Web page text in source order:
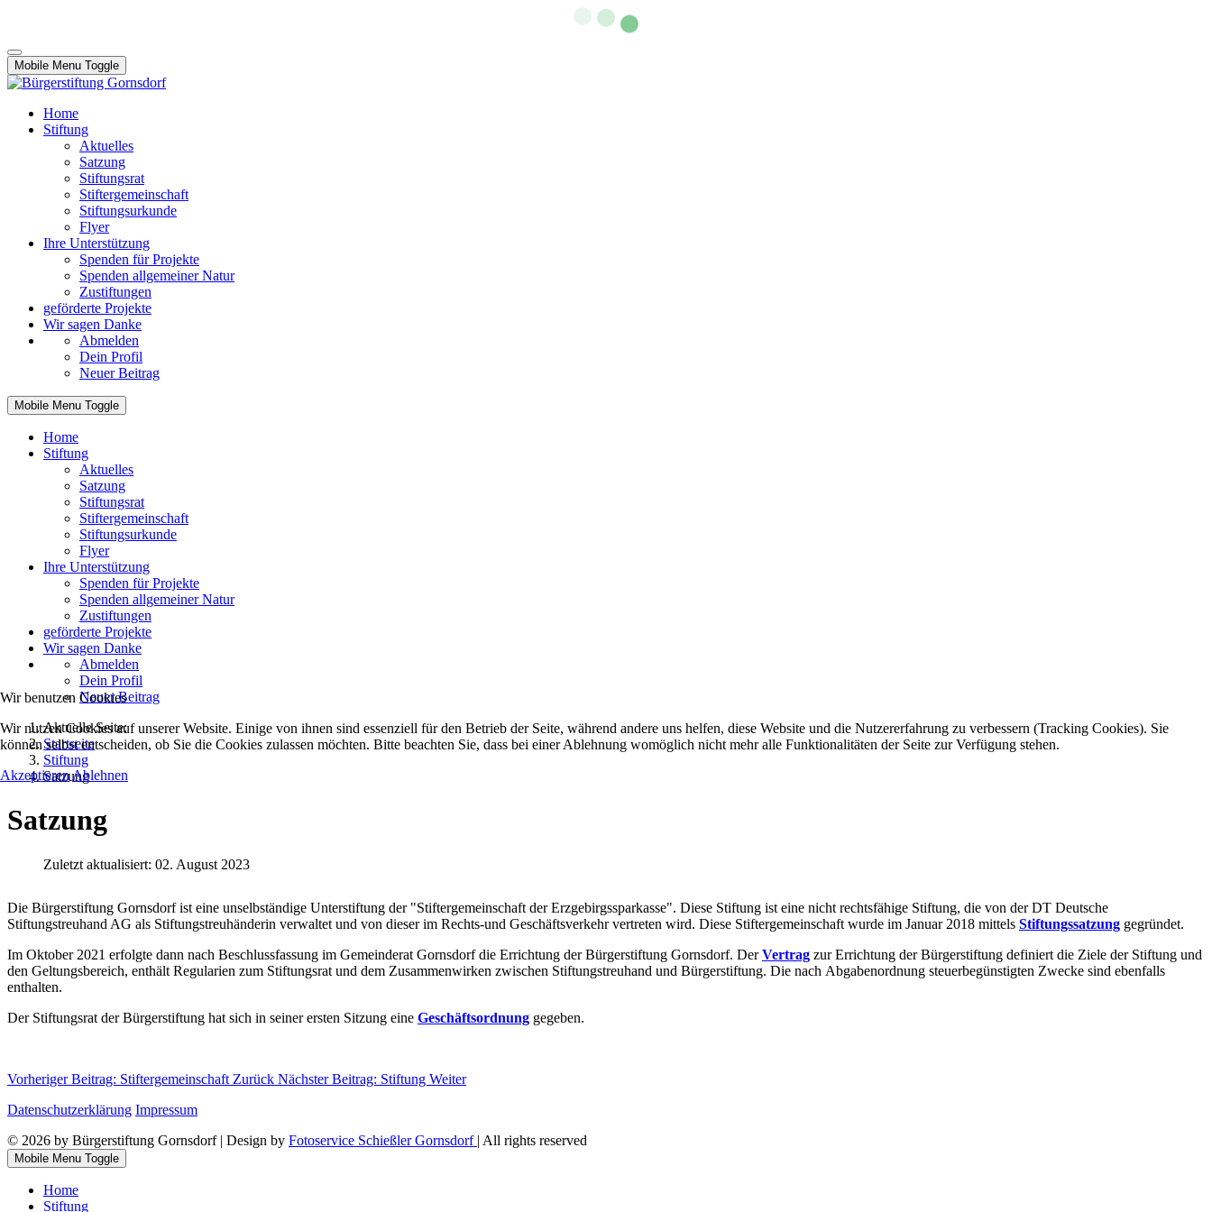
Mobile Menu Toggle
Home
Stiftung
Aktuelles
Satzung
Stiftungsrat
Stiftergemeinschaft
Stiftungsurkunde
Flyer
Ihre Unterstützung
Spenden für Projekte
Spenden allgemeiner Natur
Zustiftungen
geförderte Projekte
Wir sagen Danke
Abmelden
Dein Profil
Neuer Beitrag
Mobile Menu Toggle
Home
Stiftung
Aktuelles
Satzung
Stiftungsrat
Stiftergemeinschaft
Stiftungsurkunde
Flyer
Ihre Unterstützung
Spenden für Projekte
Spenden allgemeiner Natur
Zustiftungen
geförderte Projekte
Wir sagen Danke
Abmelden
Dein Profil
Neuer Beitrag
Aktuelle Seite:
Startseite
Stiftung
Satzung
Satzung
Zuletzt aktualisiert: 02. August 2023
Die Bürgerstiftung Gornsdorf ist eine unselbständige Unterstiftung der "Stiftergemeinschaft der Erzgebirgssparkasse". Diese Stiftung ist eine nicht rechtsfähige Stiftung, die von der DT Deutsche
Stiftungstreuhand AG als Stiftungstreuhänderin verwaltet und von dieser im Rechts-und Geschäftsverkehr vertreten wird. Diese Stiftergemeinschaft wurde im Januar 2018 mittels Stiftungssatzung gegründet.
Im Oktober 2021 erfolgte dann nach Beschlussfassung im Gemeinderat Gornsdorf die Errichtung der Bürgerstiftung Gornsdorf. DerVertrag zur Errichtung der Bürgerstiftung definiert die Ziele der Stiftung und
den Geltungsbereich, enthält Regularien zum Stiftungsrat und dem Zusammenwirken zwischen Stiftungstreuhand und Bürgerstiftung. Die nach Abgabenordnung steuerbegünstigten Zwecke sind ebenfalls
enthalten.
Der Stiftungsrat der Bürgerstiftung hat sich in seiner ersten Sitzung eine Geschäftsordnung gegeben.
Vorheriger Beitrag: Stiftergemeinschaft Zurück Nächster Beitrag: Stiftung Weiter
Datenschutzerklärung Impressum
© 2026 by Bürgerstiftung Gornsdorf | Design by Fotoservice Schießler Gornsdorf | All rights reserved
Mobile Menu Toggle
Home
Stiftung
Wir benutzen Cookies
Wir nutzen Cookies auf unserer Website. Einige von ihnen sind essenziell für den Betrieb der Seite, während andere uns helfen, diese Website und die Nutzererfahrung zu verbessern (Tracking Cookies). Sie
können selbst entscheiden, ob Sie die Cookies zulassen möchten. Bitte beachten Sie, dass bei einer Ablehnung womöglich nicht mehr alle Funktionalitäten der Seite zur Verfügung stehen.
AkzeptierenAblehnen